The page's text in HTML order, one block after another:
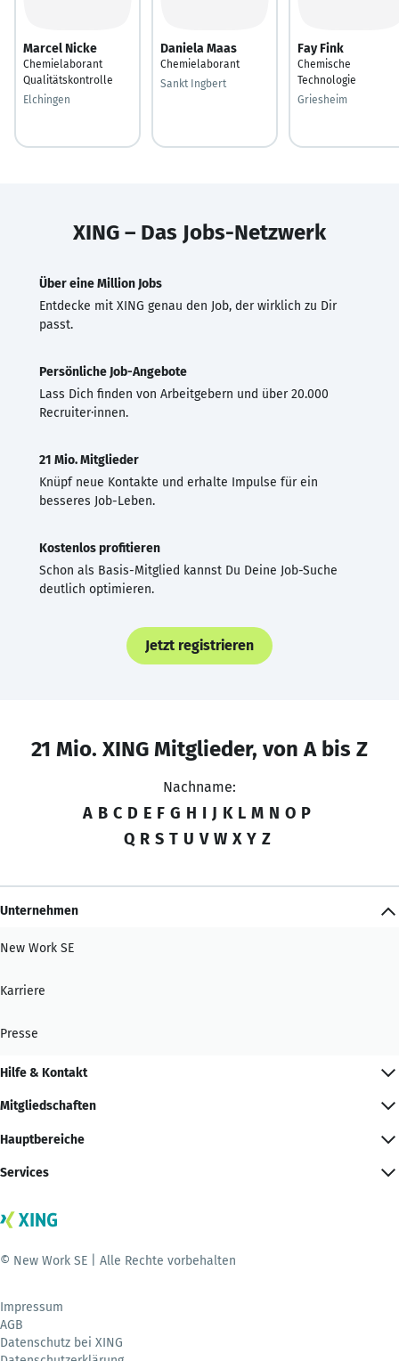
Marcel Nicke
Chemielaborant
Qualitätskontrolle
Elchingen
Daniela Maas
Chemielaborant
Sankt Ingbert
Fay Fink
Chemische
Technologie
Griesheim
XING – Das Jobs-Netzwerk
Über eine Million Jobs
Entdecke mit XING genau den Job, der wirklich zu Dir
passt.
Persönliche Job-Angebote
Lass Dich finden von Arbeitgebern und über 20.000
Recruiter·innen.
21 Mio. Mitglieder
Knüpf neue Kontakte und erhalte Impulse für ein
besseres Job-Leben.
Kostenlos profitieren
Schon als Basis-Mitglied kannst Du Deine Job-Suche
deutlich optimieren.
Jetzt registrieren
21 Mio. XING Mitglieder, von A bis Z
Nachname:
A B C D E F G H I J K L M N O P
Q R S T U V W X Y Z
Unternehmen
New Work SE
Karriere
Presse
Hilfe & Kontakt
Mitgliedschaften
Hauptbereiche
Services
© New Work SE | Alle Rechte vorbehalten
Impressum
AGB
Datenschutz bei XING